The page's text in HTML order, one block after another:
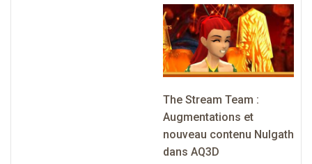
The Stream Team :
Augmentations et
nouveau contenu Nulgath
dans AQ3D